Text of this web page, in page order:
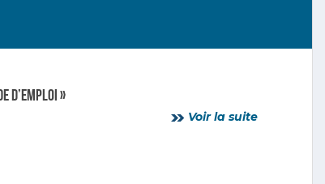
d’emploi »
Voir la suite